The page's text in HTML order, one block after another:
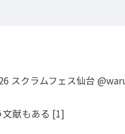
スクラムフェス仙台
文献もある [1]